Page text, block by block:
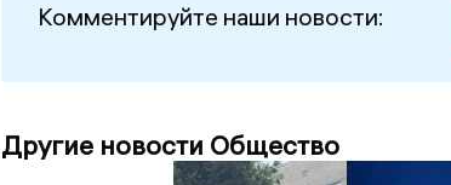
Комментируйте наши новости:
Другие новости Общество